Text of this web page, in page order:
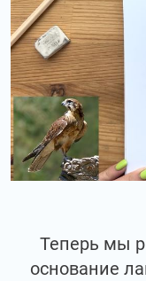
Теперь мы
основание